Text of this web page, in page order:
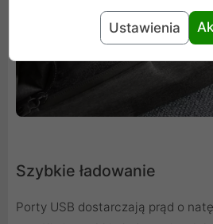
Szybkie ładowanie
Porty USB dostarczają prąd o
Ustawienia